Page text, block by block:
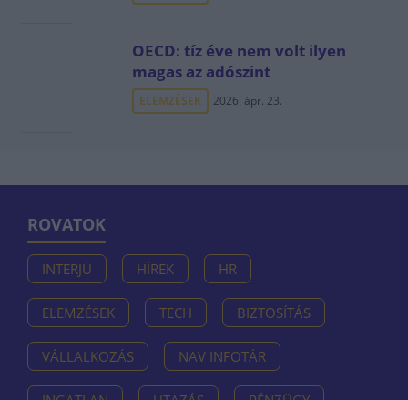
OECD: tíz éve nem volt ilyen
magas az adószint
ELEMZÉSEK 2026. ápr. 23.
ROVATOK
INTERJÚ HÍREK HR
ELEMZÉSEK TECH BIZTOSÍTÁS
VÁLLALKOZÁS NAV INFOTÁR